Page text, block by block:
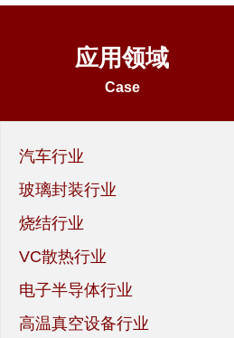
应用领域
Case
汽车行业
玻璃封装行业
烧结行业
VC散热行业
电子半导体行业
高温真空设备行业